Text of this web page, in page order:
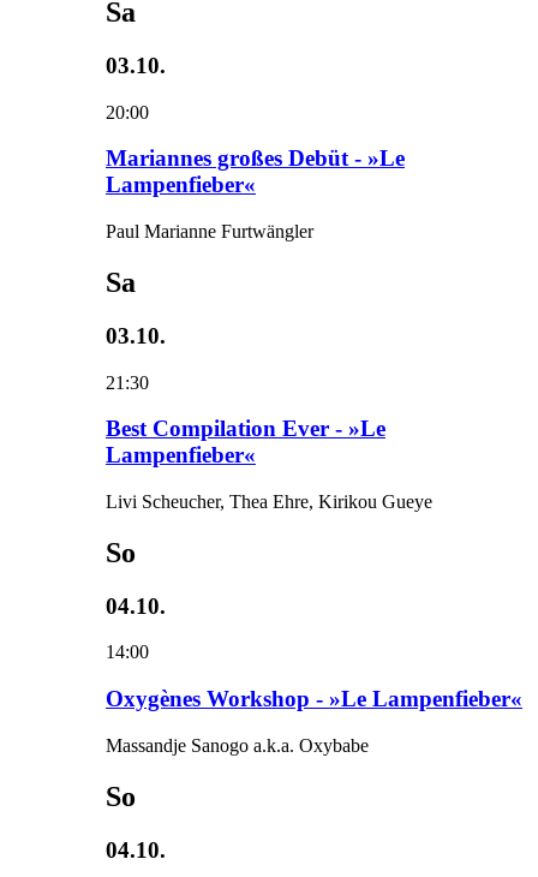
Sa
03.10.
20:00
Mariannes großes Debüt - »Le
Lampenfieber«
Paul Marianne Furtwängler
Sa
03.10.
21:30
Best Compilation Ever - »Le
Lampenfieber«
Livi Scheucher, Thea Ehre, Kirikou Gueye
So
04.10.
14:00
Oxygènes Workshop - »Le Lampenfieber«
Massandje Sanogo a.k.a. Oxybabe
So
04.10.